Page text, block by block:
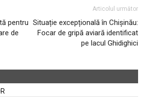
pentru
de
Articolul următor
Situație excepțională în Chișinău:
Focar de gripă aviară identificat
pe lacul Ghidighici